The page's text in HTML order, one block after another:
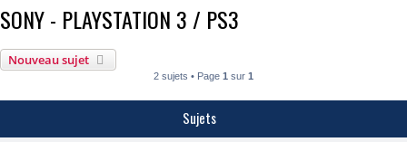
SONY - PLAYSTATION 3 / PS3
Nouveau sujet
2 sujets • Page 1 sur 1
Sujets